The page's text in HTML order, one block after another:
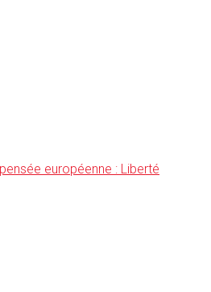
européenne : Liberté